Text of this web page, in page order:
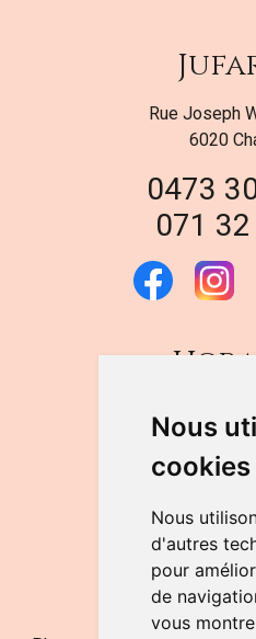
Nous
cookies
Nous
d'autres
pour
de
vous
Rue Joseph
6020
0473
071
DU LUNDI
de 9h à 12h30
LE
de 9h à
NOUS